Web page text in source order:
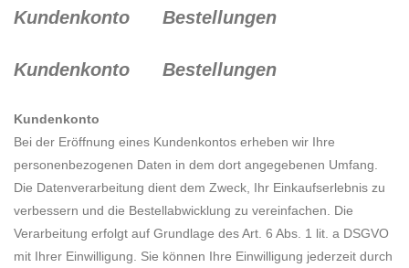
Kundenkonto Bestellungen
Kundenkonto Bestellungen
Kundenkonto
Bei der Eröffnung eines Kundenkontos erheben wir Ihre
personenbezogenen Daten in dem dort angegebenen Umfang.
Die Datenverarbeitung dient dem Zweck, Ihr Einkaufserlebnis zu
verbessern und die Bestellabwicklung zu vereinfachen. Die
Verarbeitung erfolgt auf Grundlage des Art. 6 Abs. 1 lit. a DSGVO
mit Ihrer Einwilligung. Sie können Ihre Einwilligung jederzeit durch